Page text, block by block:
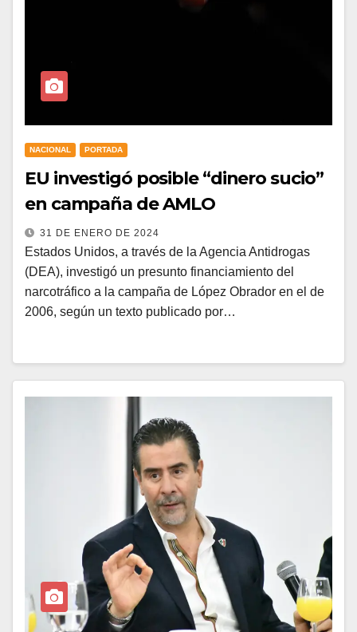
NACIONAL PORTADA
EU investigó posible “dinero sucio”
en campaña de AMLO
31 DE ENERO DE 2024
Estados Unidos, a través de la Agencia Antidrogas
(DEA), investigó un presunto financiamiento del
narcotráfico a la campaña de López Obrador en el de
2006, según un texto publicado por…